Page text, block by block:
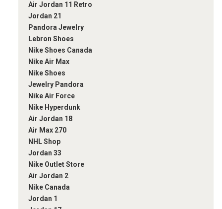
Air Jordan 11 Retro
Jordan 21
Pandora Jewelry
Lebron Shoes
Nike Shoes Canada
Nike Air Max
Nike Shoes
Jewelry Pandora
Nike Air Force
Nike Hyperdunk
Air Jordan 18
Air Max 270
NHL Shop
Jordan 33
Nike Outlet Store
Air Jordan 2
Nike Canada
Jordan 1